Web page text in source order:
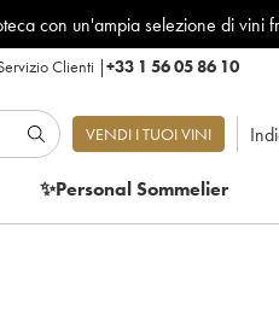
con un'ampia selezione di vini
Clienti |+33 1 56 05 86 10
VENDI I TUOI VINI
✨Personal Sommelier